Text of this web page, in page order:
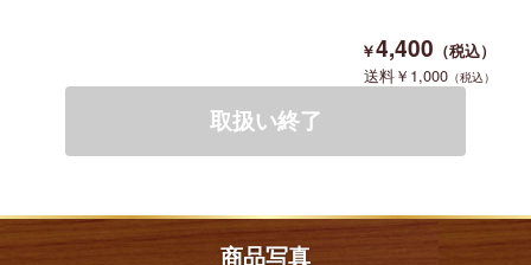
4,400
1,000
商品写真